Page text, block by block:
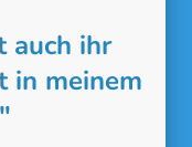
auch ihr
in meinem